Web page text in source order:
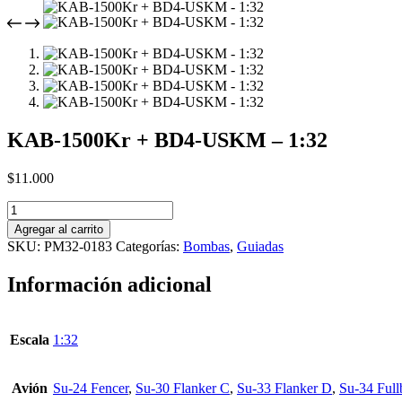
KAB-1500Kr + BD4-USKM – 1:32
$11.000
KAB-
1500Kr
+
BD4-
-
Agregar al carrito
SKU: PM32-0183 Categorías: Bombas, Guiadas
Información adicional
Escala 1:32
Avión Su-24 Fencer, Su-30 Flanker C, Su-33 Flanker D, Su-34